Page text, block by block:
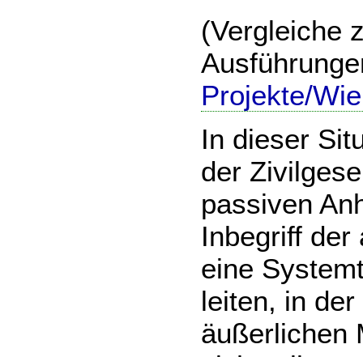
(Vergleiche
Projekte/
In dieser
der
passiven
Inbegriff der
eine
leiten, in
äußerlichen